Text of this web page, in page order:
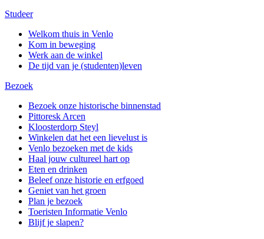
Studeer
Welkom thuis in Venlo
Kom in beweging
Werk aan de winkel
De tijd van je (studenten)leven
Bezoek
Bezoek onze historische binnenstad
Pittoresk Arcen
Kloosterdorp Steyl
Winkelen dat het een lievelust is
Venlo bezoeken met de kids
Haal jouw cultureel hart op
Eten en drinken
Beleef onze historie en erfgoed
Geniet van het groen
Plan je bezoek
Toeristen Informatie Venlo
Blijf je slapen?